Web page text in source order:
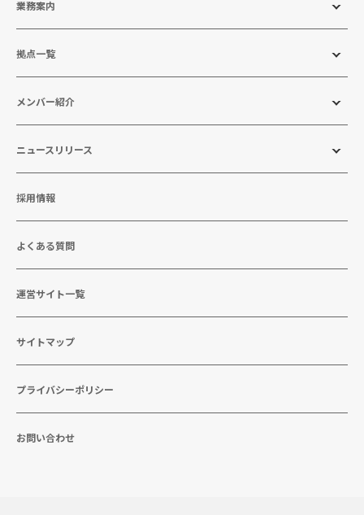
業務案内
拠点一覧
メンバー紹介
ニュースリリース
採用情報
よくある質問
運営サイト一覧
サイトマップ
プライバシーポリシー
お問い合わせ